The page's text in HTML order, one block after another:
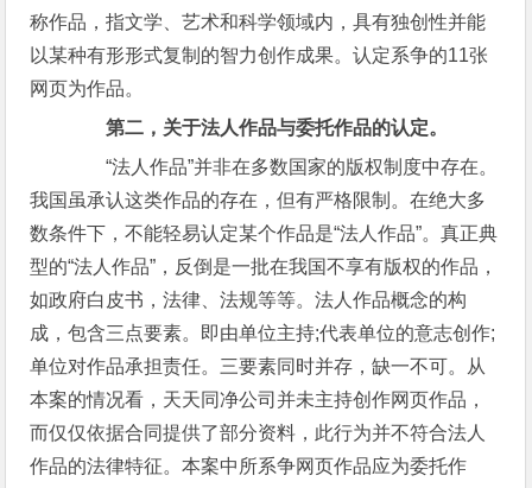
称作品，指文学、艺术和科学领域内，具有独创性并能
以某种有形形式复制的智力创作成果。认定系争的11张
网页为作品。
第二，关于法人作品与委托作品的认定。
“法人作品”并非在多数国家的版权制度中存在。
我国虽承认这类作品的存在，但有严格限制。在绝大多
数条件下，不能轻易认定某个作品是“法人作品”。真正典
型的“法人作品”，反倒是一批在我国不享有版权的作品，
如政府白皮书，法律、法规等等。法人作品概念的构
成，包含三点要素。即由单位主持;代表单位的意志创作;
单位对作品承担责任。三要素同时并存，缺一不可。从
本案的情况看，天天同净公司并未主持创作网页作品，
而仅仅依据合同提供了部分资料，此行为并不符合法人
作品的法律特征。本案中所系争网页作品应为委托作